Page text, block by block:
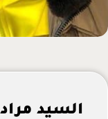
السيد مراد